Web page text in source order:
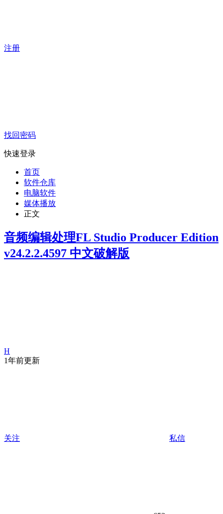
注册
找回密码
快速登录
首页
软件仓库
电脑软件
媒体播放
正文
音频编辑处理FL Studio Producer Edition
v24.2.2.4597 中文破解版
H
1年前更新
关注 私信